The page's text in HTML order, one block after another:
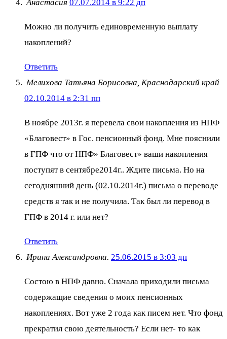
Анастасия 07.07.2014 в 9:22 дп
Можно ли получить единовременную выплату
накоплений?
Ответить
Мелихова Татьяна Борисовна, Краснодарский край
02.10.2014 в 2:31 пп
В ноябре 2013г. я перевела свои накопления из НПФ
«Благовест» в Гос. пенсионный фонд. Мне пояснили
в ГПФ что от НПФ» Благовест» ваши накопления
поступят в сентябре2014г.. Ждите письма. Но на
сегодняшний день (02.10.2014г.) письма о переводе
средств я так и не получила. Так был ли перевод в
ГПФ в 2014 г. или нет?
Ответить
Ирина Александровна. 25.06.2015 в 3:03 дп
Состою в НПФ давно. Сначала приходили письма
содержащие сведения о моих пенсионных
накоплениях. Вот уже 2 года как писем нет. Что фонд
прекратил свою деятельность? Если нет- то как